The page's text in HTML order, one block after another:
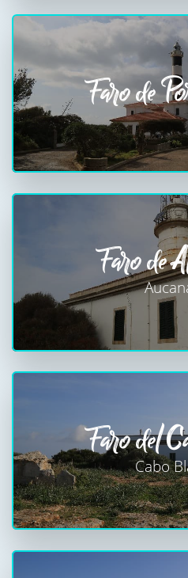
Faro de
Faro de
Faro del
Cabo